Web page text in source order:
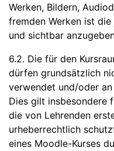
Werken, Bildern,
fremden Werken ist
und sichtbar
6.2. Die für den
dürfen grundsätzlich
verwendet und/oder
Dies gilt insbesondere
die von Lehrenden
urheberrechtlich
eines Moodle-Kurses